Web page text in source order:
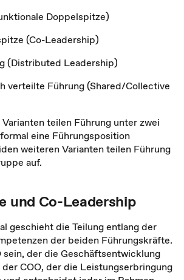
Doppelspitze)
(Co-Leadership)
(Distributed Leadership)
verteilte Führung (Shared/Collective
teilen Führung unter zwei
eine Führungsposition
weiteren Varianten teilen Führung
auf.
und Co-Leadership
geschieht die Teilung entlang der
der beiden Führungskräfte.
sein, der die Geschäftsentwicklung
COO, der die Leistungserbringung